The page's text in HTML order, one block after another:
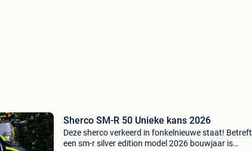
Sherco SM-R 50 Unieke kans 2026
Deze sherco verkeerd in fonkelnieuwe staat! Betreft
een sm-r silver edition model 2026 bouwjaar is